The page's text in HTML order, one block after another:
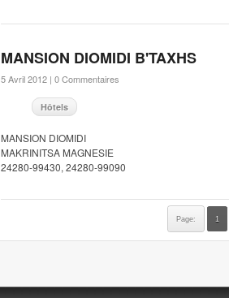
MANSION DIOMIDI B'TAXHS
5 Avril 2012 | 0 Commentaires
Hôtels
MANSION DIOMIDI
MAKRINITSA MAGNESIE
24280-99430, 24280-99090
Page: 1